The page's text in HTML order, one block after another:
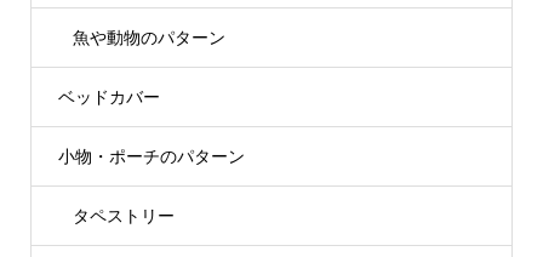
魚や動物のパターン
ベッドカバー
小物・ポーチのパターン
タペストリー